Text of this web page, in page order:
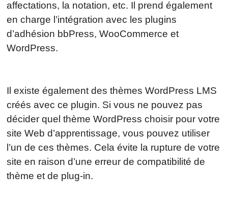
affectations, la notation, etc. Il prend également
en charge l’intégration avec les plugins
d’adhésion bbPress, WooCommerce et
WordPress.
Il existe également des thèmes WordPress LMS
créés avec ce plugin. Si vous ne pouvez pas
décider quel thème WordPress choisir pour votre
site Web d’apprentissage, vous pouvez utiliser
l’un de ces thèmes. Cela évite la rupture de votre
site en raison d’une erreur de compatibilité de
thème et de plug-in.